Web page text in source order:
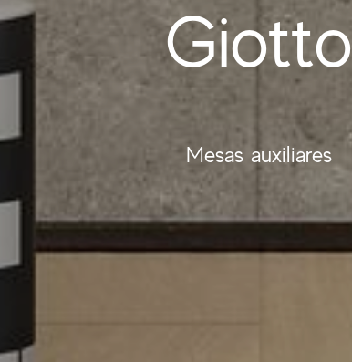
Giotto
Mesas auxiliares